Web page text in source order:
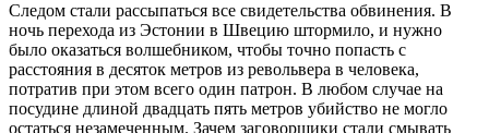
Следом стали рассыпаться все свидетельства обвинения. В
ночь перехода из Эстонии в Швецию штормило, и нужно
было оказаться волшебником, чтобы точно попасть с
расстояния в десяток метров из револьвера в человека,
потратив при этом всего один патрон. В любом случае на
посудине длиной двадцать пять метров убийство не могло
остаться незамеченным. Зачем заговорщики стали смывать